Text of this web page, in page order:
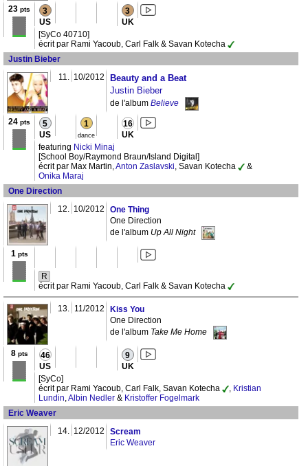
23 pts 3
US
3
UK
[SyCo 40710]
écrit par Rami Yacoub, Carl Falk & Savan Kotecha
Justin Bieber
11. 10/2012
Beauty and a Beat
Justin Bieber
de l'album Believe
24 pts 5
US
1
dance
16
UK
featuring Nicki Minaj
[School Boy/Raymond Braun/Island Digital]
écrit par Max Martin,Anton Zaslavski, Savan Kotecha
&
Onika Maraj
One Direction
12. 10/2012
One Thing
One Direction
de l'album Up All Night
1 pts
R
écrit par Rami Yacoub, Carl Falk & Savan Kotecha
13. 11/2012
Kiss You
One Direction
de l'album Take Me Home
8pts 46
US
9
UK
[SyCo]
écrit par Rami Yacoub, Carl Falk, Savan Kotecha
, Kristian
Lundin,Albin Nedler & Kristoffer Fogelmark
Eric Weaver
14. 12/2012
Scream
Eric Weaver